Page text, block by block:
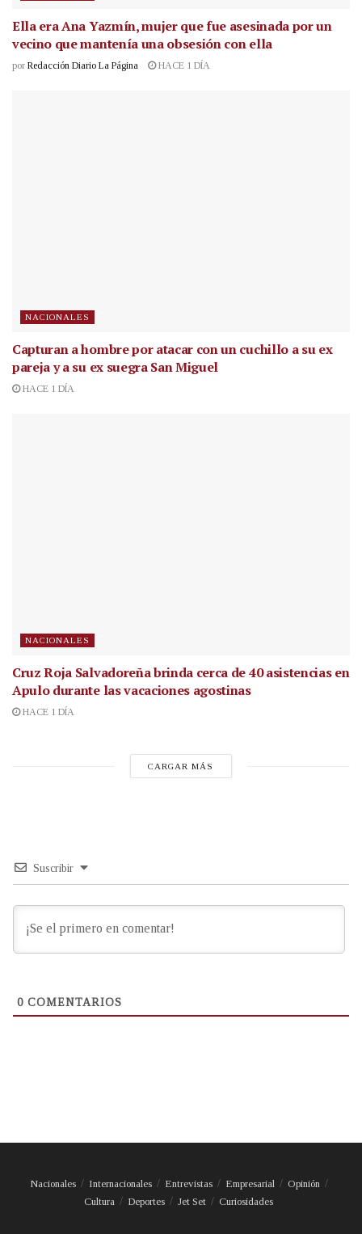
Ella era Ana Yazmín, mujer que fue asesinada por un
vecino que mantenía una obsesión con ella
por Redacción Diario La Página HACE 1 DÍA
NACIONALES
Capturan a hombre por atacar con un cuchillo a su ex
pareja y a su ex suegra San Miguel
HACE 1 DÍA
NACIONALES
Cruz Roja Salvadoreña brinda cerca de 40 asistencias en
Apulo durante las vacaciones agostinas
HACE 1 DÍA
CARGAR MÁS
Suscribir
0 COMENTARIOS
Nacionales Internacionales Entrevistas Empresarial
Opinión
Cultura
Deportes Jet Set Curiosidades